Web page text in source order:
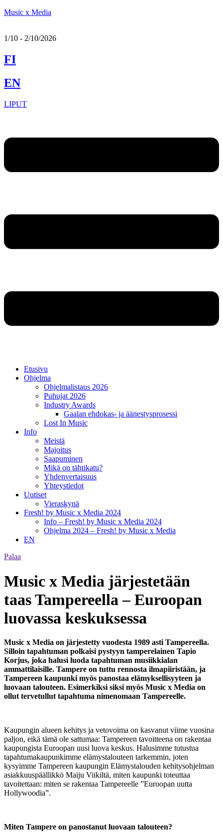
Music x Media
1/10 - 2/10/2026
FI
EN
LIPUT
Etusivu
Ohjelma
Ohjelmalistaus 2026
Puhujat 2026
Industry Awards
Gaalan ehdokas- ja äänestysprosessi
Lost In Music
Info
Meistä
Majoitus
Saapuminen
Mikä on tähtikatu?
Yhdenvertaisuus
Yhteystiedot
Uutiset
Vieraskynä
Fresh! by Music x Media 2024
Info – Fresh! by Music x Media 2024
Ohjelma 2024 – Fresh! by Music x Media
EN
Palaa
Music x Media järjestetään
taas Tampereella – Euroopan
luovassa keskuksessa
Music x Media on järjestetty vuodesta 1989 asti Tampereella.
Silloin tapahtuman polkaisi pystyyn tamperelainen Tapio
Korjus, joka halusi luoda tapahtuman musiikkialan
ammattilaisille. Tampere on tuttu rennosta ilmapiiristään, ja
Tampereen kaupunki myös panostaa elämyksellisyyteen ja
luovaan talouteen. Esimerkiksi siksi myös Music x Media on
ollut tervetullut tapahtuma nimenomaan Tampereelle.
Kaupungin alueen kehitys ja vetovoima on kasvanut viime vuosina
paljon, eikä tämä ole sattumaa: Tampereen tavoitteena on rakentaa
kaupungista Euroopan uusi luova keskus. Halusimme tutustua
tapahtumakaupunkimme elämystalouteen tarkemmin, joten
kysyimme Tampereen kaupungin Elämystalouden kehitysohjelman
asiakkuuspäällikkö Maiju Viikiltä, miten kaupunki toteuttaa
tavoitettaan: miten se rakentaa Tampereelle ”Euroopan uutta
Hollywoodia”.
Miten Tampere on panostanut luovaan talouteen?